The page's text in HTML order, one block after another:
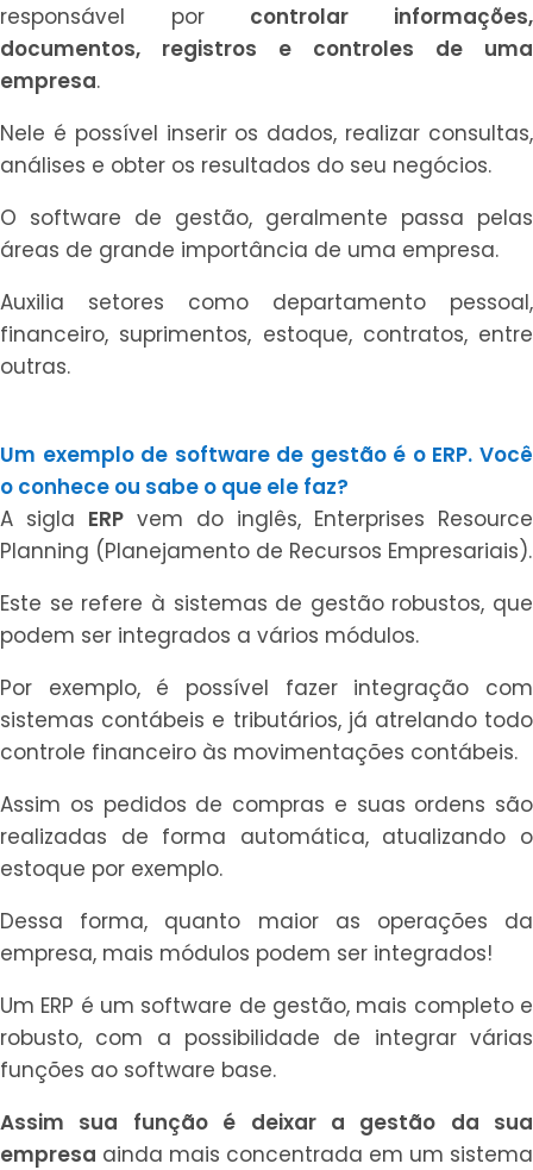
responsável por controlar informações,
documentos, registros e controles de uma
empresa.
Nele é possível inserir os dados, realizar consultas,
análises e obter os resultados do seu negócios.
O software de gestão, geralmente passa pelas
áreas de grande importância de uma empresa.
Auxilia setores como departamento pessoal,
financeiro, suprimentos, estoque, contratos, entre
outras.
Um exemplo de software de gestão é o ERP. Você
o conhece ou sabe o que ele faz?
A sigla ERP vem do inglês, Enterprises Resource
Planning (Planejamento de Recursos Empresariais).
Este se refere à sistemas de gestão robustos, que
podem ser integrados a vários módulos.
Por exemplo, é possível fazer integração com
sistemas contábeis e tributários, já atrelando todo
controle financeiro às movimentações contábeis.
Assim os pedidos de compras e suas ordens são
realizadas de forma automática, atualizando o
estoque por exemplo.
Dessa forma, quanto maior as operações da
empresa, mais módulos podem ser integrados!
Um ERP é um software de gestão, mais completo e
robusto, com a possibilidade de integrar várias
funções ao software base.
Assim sua função é deixar a gestão da sua
empresa ainda mais concentrada em um sistema